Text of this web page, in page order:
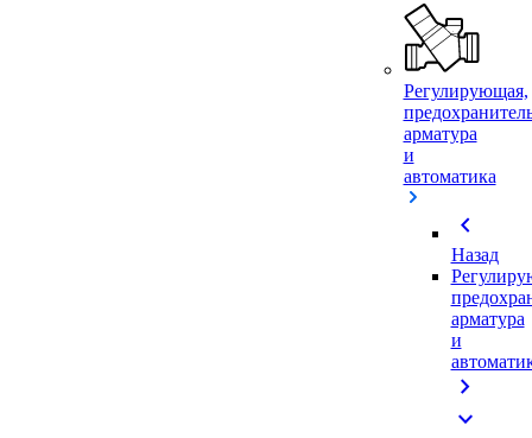
Регулирующая,
арматура
и
автоматика
chevron_left
Назад
арматура
и
chevron_right
expand_more